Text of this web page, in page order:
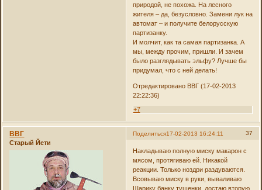
природой, не похожа. На лесного
жителя – да, безусловно. Замени лук на
автомат – и получите белорусскую
партизанку.
И молчит, как та самая партизанка. А
мы, между прочим, пришли. И зачем
было разглядывать эльфу? Лучше бы
придумал, что с ней делать!
Отредактировано ВВГ (17-02-2013
22:22:36)
+7
Поделиться 37
17-02-2013 16:24:11
ВВГ
Старый Йети
Накладываю полную миску макарон с
мясом, протягиваю ей. Никакой
реакции. Только ноздри раздуваются.
Всовываю миску в руки, вываливаю
Шарику банку тушенки, достаю вторую